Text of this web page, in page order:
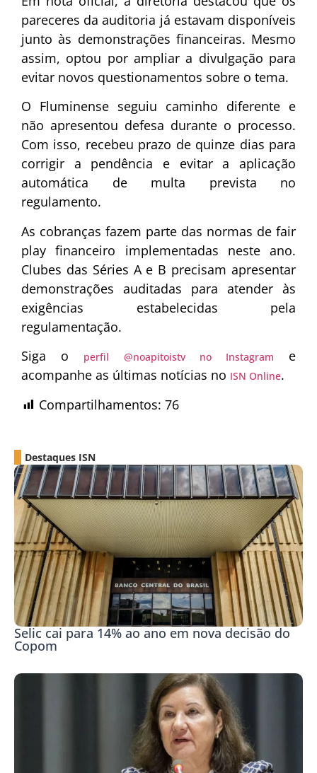
pareceres da auditoria já estavam disponíveis
junto às demonstrações financeiras. Mesmo
assim, optou por ampliar a divulgação para
evitar novos questionamentos sobre o tema.
O Fluminense seguiu caminho diferente e
não apresentou defesa durante o processo.
Com isso, recebeu prazo de quinze dias para
corrigir a pendência e evitar a aplicação
automática de multa prevista no
regulamento.
As cobranças fazem parte das normas de fair
play financeiro implementadas neste ano.
Clubes das Séries A e B precisam apresentar
demonstrações auditadas para atender às
exigências estabelecidas pela
regulamentação.
Siga o
perfil @noapitoistv no Instagram
e
acompanhe as últimas notícias no ISN Online.
Compartilhamentos: 76
Destaques ISN
Selic cai para 14% ao ano em nova decisão do
Copom